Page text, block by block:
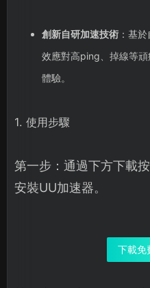
創新自研加速技術：基於
效應對高ping、掉線等
體驗。
1. 使用步驟
第一步：通過下方下載
安裝UU加速器。
下載免